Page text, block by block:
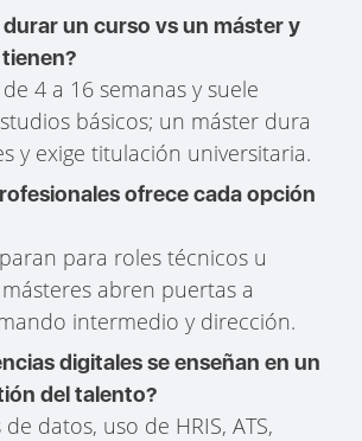
un curso vs un máster y
4 a 16 semanas y suele
básicos; un máster dura
y exige titulación universitaria.
ofrece cada opción
para roles técnicos u
abren puertas a
intermedio y dirección.
digitales se enseñan en un
del talento?
datos, uso de HRIS, ATS,